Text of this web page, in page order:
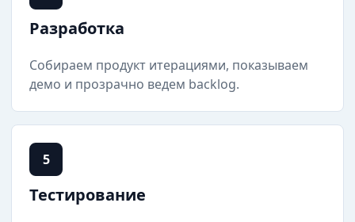
Разработка
Собираем продукт итерациями, показываем
демо и прозрачно ведем backlog.
5
Тестирование